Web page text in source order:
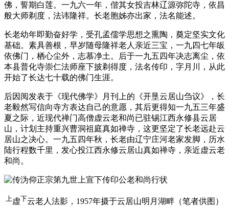
佛，誓期白莲。一九六一年，偕其女投吉林辽源弥陀寺，依昌
般大师剃度，法讳隆祥。长老胞姊亦出家，法名能述。
长老幼年即勤奋好学，受孔孟儒学思想之熏陶，奠定坚实文化
基础。素具善根，早岁随母隆祥老人亲近三宝，一九四七年皈
依佛门，栖心尘外，志慕净土。后于一九五四年决志离尘，依
本县普化寺崇仁法师座下披剃得度，法名传印，字月川，从此
开始了长达七十载的佛门生涯。
后因阅发表于《现代佛学》月刊上的《开垦云居山刍议》，长
老毅然写信向寺方表达自己的意愿，其后更得知一九五三年盛
夏之际，近现代禅门高僧虚云老和尚已驻锡江西永修县云居
山，计划主持重兴曹洞祖庭真如禅寺，这更坚定了长老远赴云
居山之决心。一九五四年秋，长老由辽宁庄河老家发脚，历水
陆行程数千里，发心投江西永修云居山真如禅寺，亲近虚云老
和尚。
上 虚下云老人法影，1957年摄于云居山明月湖畔（笔者供图）